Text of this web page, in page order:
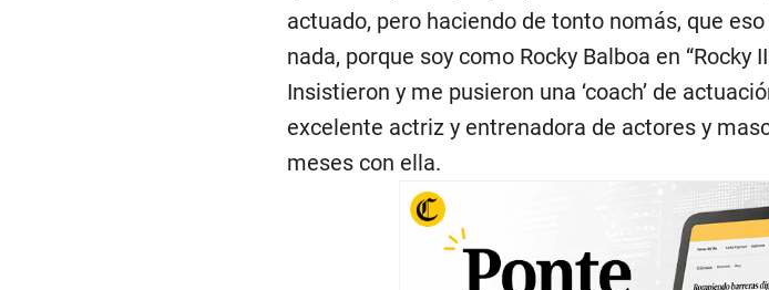
actuado, pero haciendo de tonto nomás, que
nada, porque soy como Rocky Balboa en “Rocky
Insistieron y me pusieron una ‘coach’ de
excelente actriz y entrenadora de actores y
meses con ella.